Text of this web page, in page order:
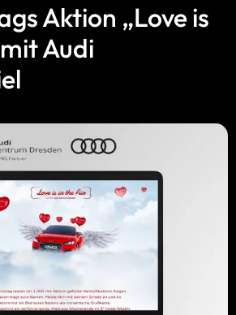
Aktion „Love is
Audi